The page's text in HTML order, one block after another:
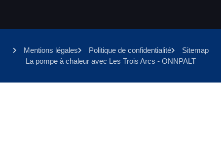
Mentions légales Politique de confidentialité
Sitemap
La pompe à chaleur avec Les Trois Arcs - ONNPALT